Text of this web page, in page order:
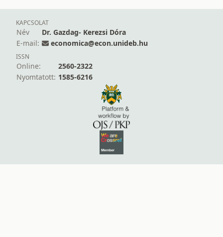
KAPCSOLAT
Név
Dr. Gazdag- Kerezsi Dóra
E-mail:
economica@econ.unideb.hu
ISSN
Online:
2560-2322
Nyomtatott: 1585-6216